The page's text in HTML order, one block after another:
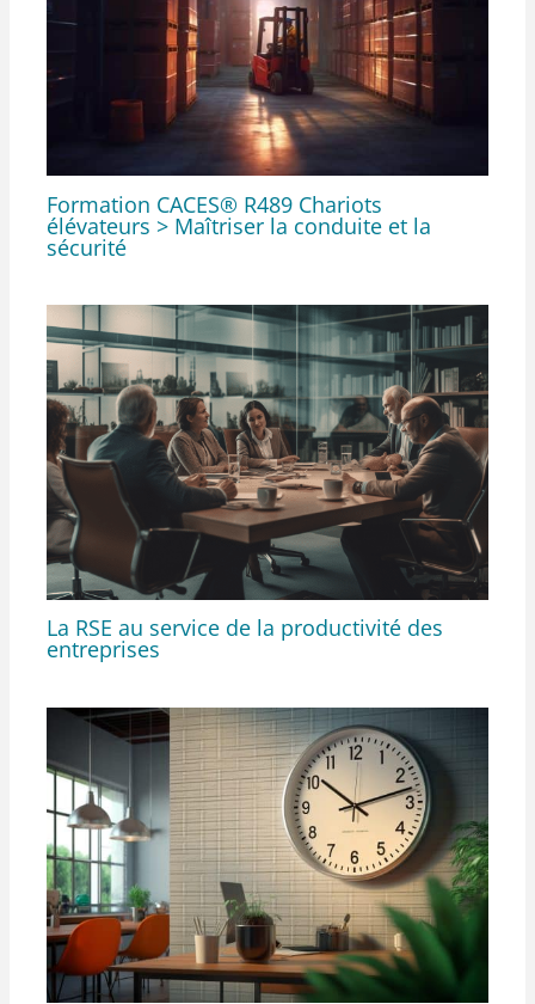
Formation CACES® R489 Chariots
élévateurs > Maîtriser la conduite et la
sécurité
La RSE au service de la productivité des
entreprises